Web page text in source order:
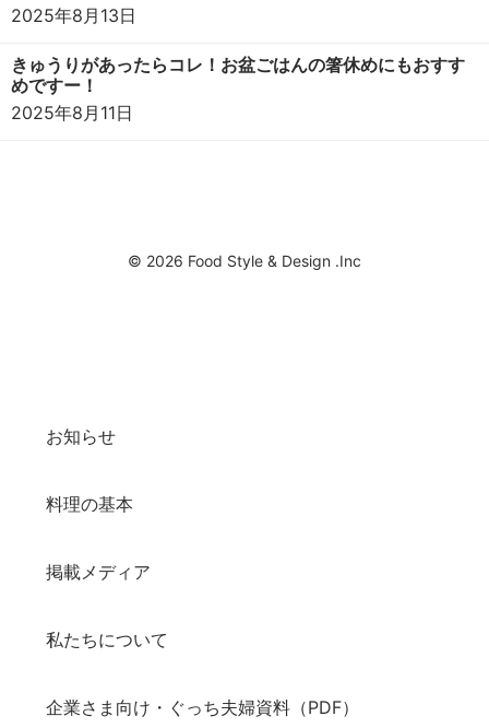
2025年8月13日
きゅうりがあったらコレ！お盆ごはんの箸休めにもおすす
めですー！
2025年8月11日
© 2026 Food Style & Design .Inc
お知らせ
料理の基本
掲載メディア
私たちについて
企業さま向け・ぐっち夫婦資料（PDF）